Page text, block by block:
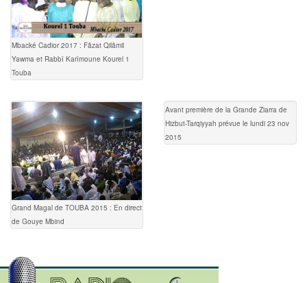
Mbacké Cadior 2017 : Fâzat Qilâmil
Yawma et Rabbî Karîmoune Kourel 1
Touba
Grand Magal de TOUBA 2015 : En direct
de Gouye Mbind
Avant première de la Grande Ziarra de
Hizbut-Tarqiyyah prévue le lundi 23 nov
2015